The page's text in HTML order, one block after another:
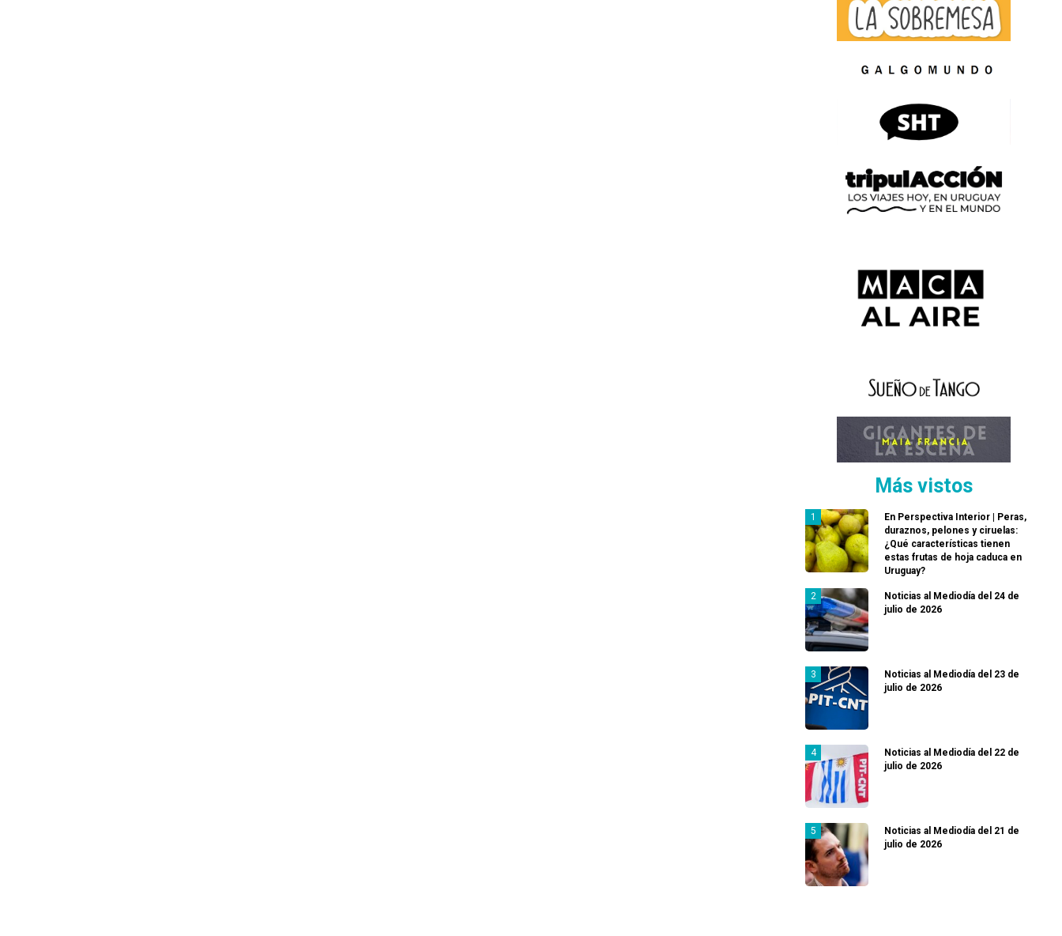
Más vistos
En Perspectiva Interior | Peras,
duraznos, pelones y ciruelas:
¿Qué características tienen
estas frutas de hoja caduca en
Uruguay?
Noticias al Mediodía del 24 de
julio de 2026
Noticias al Mediodía del 23 de
julio de 2026
Noticias al Mediodía del 22 de
julio de 2026
Noticias al Mediodía del 21 de
julio de 2026